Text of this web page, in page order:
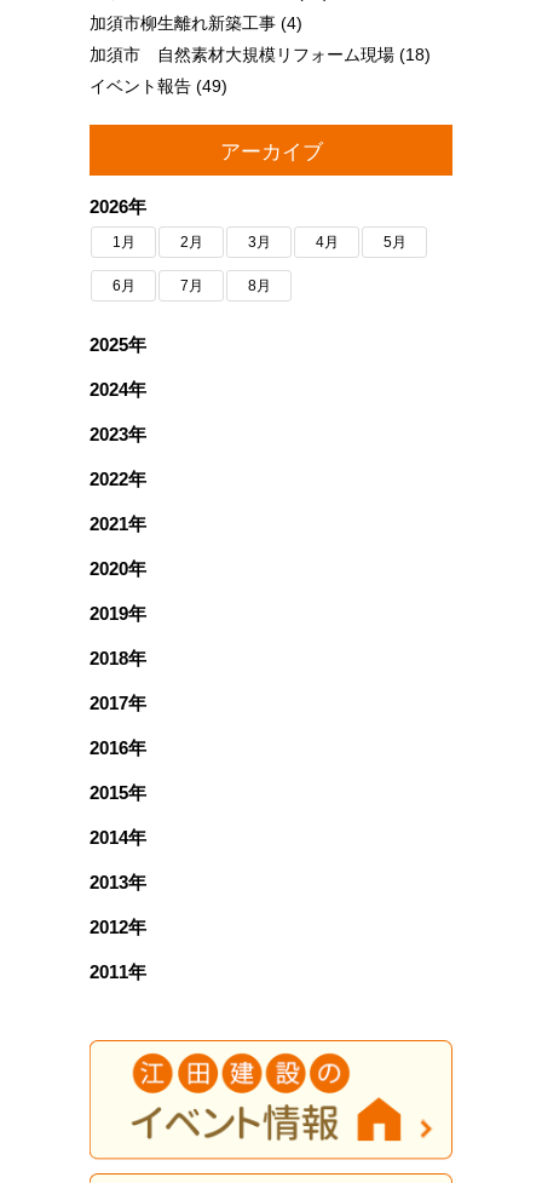
加須市柳生離れ新築工事 (4)
加須市 自然素材大規模リフォーム現場 (18)
イベント報告 (49)
アーカイブ
2026年
1月 2月 3月 4月 5月
6月 7月 8月
2025年
2024年
2023年
2022年
2021年
2020年
2019年
2018年
2017年
2016年
2015年
2014年
2013年
2012年
2011年